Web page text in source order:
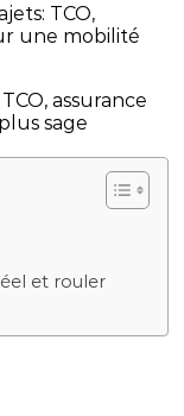
TCO,
une mobilité
assurance
sage
et rouler